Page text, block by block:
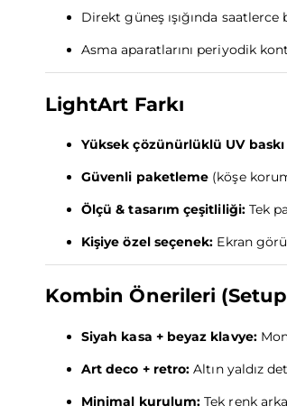
Direkt güneş ışığında
Asma aparatlarını periyodik
LightArt Farkı
Yüksek çözünürlüklü UV baskı
Güvenli paketleme (köşe
Ölçü & tasarım çeşitliliği: Tek
Kişiye özel seçenek: Ekran
Kombin Önerileri (Setup
Siyah kasa + beyaz klavye:
Art deco + retro: Altın yaldız
Minimal kurulum: Tek renk